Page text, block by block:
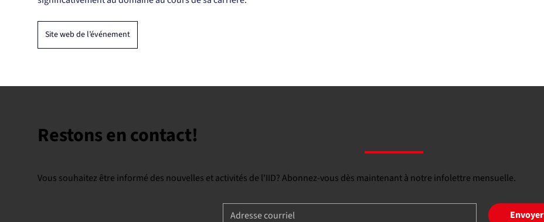
Site web de l’événement
Restons en contact!
Vous souhaitez être informé des nouvelles et activités de l'IID? Abonnez-vous dès maintenant à notre infolettre mensuelle.
Envoyer